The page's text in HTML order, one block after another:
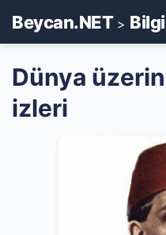
Beycan.NET>
Dünya
izleri